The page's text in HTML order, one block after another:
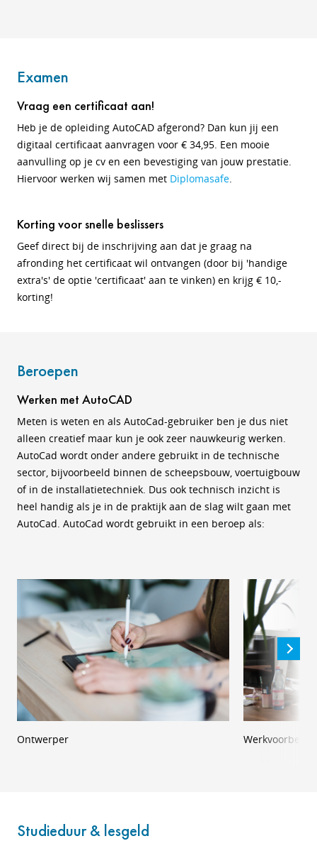
Examen
Vraag een certificaat aan!
Heb je de opleiding AutoCAD afgerond? Dan kun jij een
digitaal certificaat aanvragen voor € 34,95. Een mooie
aanvulling op je cv en een bevestiging van jouw prestatie.
Hiervoor werken wij samen met Diplomasafe.
Korting voor snelle beslissers
Geef direct bij de inschrijving aan dat je graag na
afronding het certificaat wil ontvangen (door bij 'handige
extra's' de optie 'certificaat' aan te vinken) en krijg € 10,-
korting!
Beroepen
Werken met AutoCAD
Meten is weten en als AutoCad-gebruiker ben je dus niet
alleen creatief maar kun je ook zeer nauwkeurig werken.
AutoCad wordt onder andere gebruikt in de technische
sector, bijvoorbeeld binnen de scheepsbouw, voertuigbouw
of in de installatietechniek. Dus ook technisch inzicht is
heel handig als je in de praktijk aan de slag wilt gaan met
AutoCad. AutoCad wordt gebruikt in een beroep als:
Ontwerper
Studieduur & lesgeld